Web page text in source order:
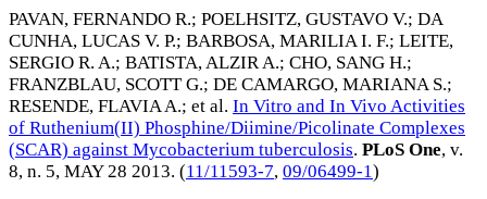
PAVAN, FERNANDO R.; POELHSITZ, GUSTAVO V.; DA
CUNHA, LUCAS V. P.; BARBOSA, MARILIA I. F.; LEITE,
SERGIO R. A.; BATISTA, ALZIR A.; CHO, SANG H.;
FRANZBLAU, SCOTT G.; DE CAMARGO, MARIANA S.;
RESENDE, FLAVIA A.; et al. In Vitro and In Vivo Activities
of Ruthenium(II) Phosphine/Diimine/Picolinate Complexes
(SCAR) against Mycobacterium tuberculosis. PLoS One, v.
8, n. 5, MAY 28 2013. (11/11593-7, 09/06499-1)